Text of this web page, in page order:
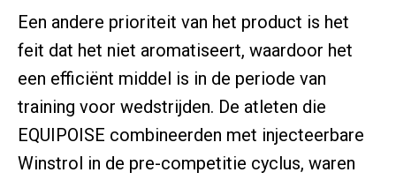
Een andere prioriteit van het product is het
feit dat het niet aromatiseert, waardoor het
een efficiënt middel is in de periode van
training voor wedstrijden. De atleten die
EQUIPOISE combineerden met injecteerbare
Winstrol in de pre-competitie cyclus, waren